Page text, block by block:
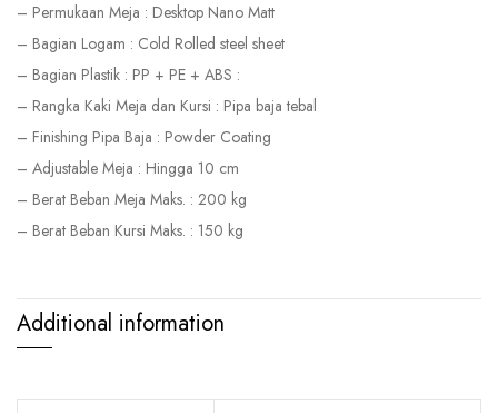
– Permukaan Meja : Desktop Nano Matt
– Bagian Logam : Cold Rolled steel sheet
– Bagian Plastik : PP + PE + ABS :
– Rangka Kaki Meja dan Kursi : Pipa baja tebal
– Finishing Pipa Baja : Powder Coating
– Adjustable Meja : Hingga 10 cm
– Berat Beban Meja Maks. : 200 kg
– Berat Beban Kursi Maks. : 150 kg
Additional information